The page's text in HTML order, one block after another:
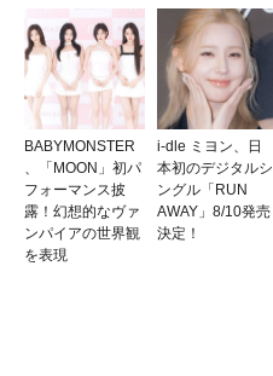
BABYMONSTER
、「MOON」初パ
フォーマンス披
露！幻想的なヴァ
ンパイアの世界観
を表現
i-dle ミヨン、日
本初のデジタルシ
ングル「RUN
AWAY」8/10発売
決定！